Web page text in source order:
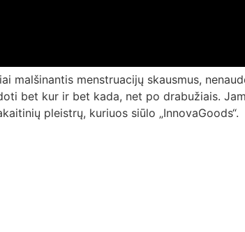
malšinantis menstruacijų skausmus,
bet kur ir bet kada, net po drabužiais.
pleistrų, kuriuos siūlo „InnovaGoods“.